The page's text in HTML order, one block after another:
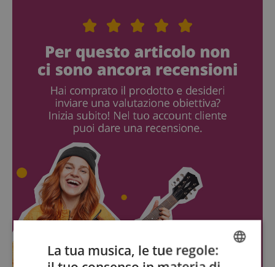
La tua musica, le tue regole: